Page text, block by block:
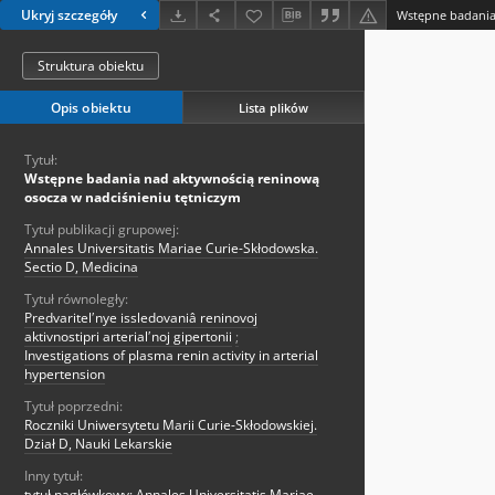
Ukryj szczegóły
Struktura obiektu
Opis obiektu Lista plików
Tytuł:
Wstępne badania nad aktywnością reninową
osocza w nadciśnieniu tętniczym
Tytuł publikacji grupowej:
Annales Universitatis Mariae Curie-Skłodowska.
Sectio D, Medicina
Tytuł równoległy:
Predvaritelʹnye issledovaniâ reninovoj
aktivnostipri arterialʹnoj gipertonii ;
Investigations of plasma renin activity in arterial
hypertension
Tytuł poprzedni:
Roczniki Uniwersytetu Marii Curie-Skłodowskiej.
Dział D, Nauki Lekarskie
Inny tytuł: